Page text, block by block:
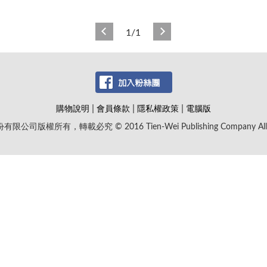
1/1
購物說明 會員條款 隱私權政策
電腦版
有限公司版權所有，轉載必究 © 2016 Tien-Wei Publishing Company All